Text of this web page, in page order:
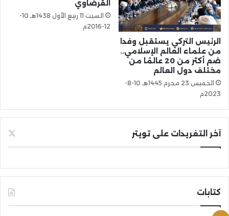
الرئيس التركي يستقبل وفدا
من علماء العالم الإسلامي..
ضم أكثر من 20 عالمًا من
مختلف دول العالم
الخميس 23 محرم 1445هـ 10-8-
2023م
القرضاوي
السبت 11 ربيع الأول 1438هـ 10-
12-2016م
آخر التغريدات على تويتر
كتابات